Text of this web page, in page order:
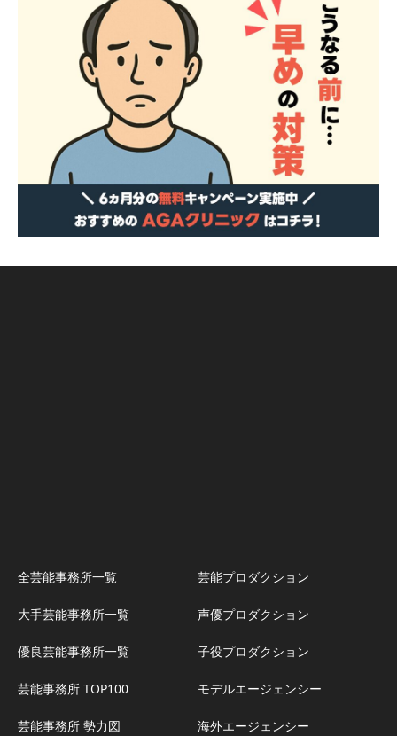
全芸能事務所一覧
大手芸能事務所一覧
優良芸能事務所一覧
芸能事務所 TOP100
芸能事務所 勢力図
芸能プロダクション
声優プロダクション
子役プロダクション
モデルエージェンシー
海外エージェンシー